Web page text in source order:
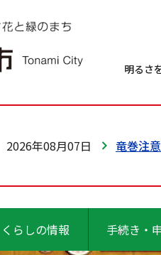
明るさ
2026年08月07日 竜巻注
くらしの情報 手続き・